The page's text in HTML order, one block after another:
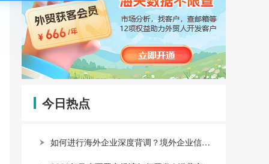
今日热点
如何进行海外企业深度背调？境外企业信息查询网站推荐